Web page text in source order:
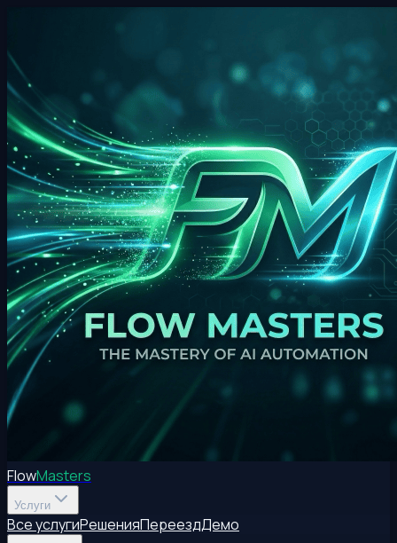
FlowMasters
Услуги
Все услугиРешенияПереездДемо